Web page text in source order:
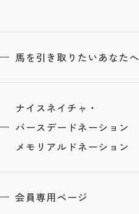
馬を引き取りたいあなたへ
ナイスネイチャ・
バースデードネーション
メモリアルドネーション
会員専用ページ